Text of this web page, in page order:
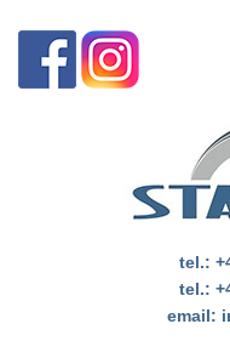
tel.:
tel.:
email: